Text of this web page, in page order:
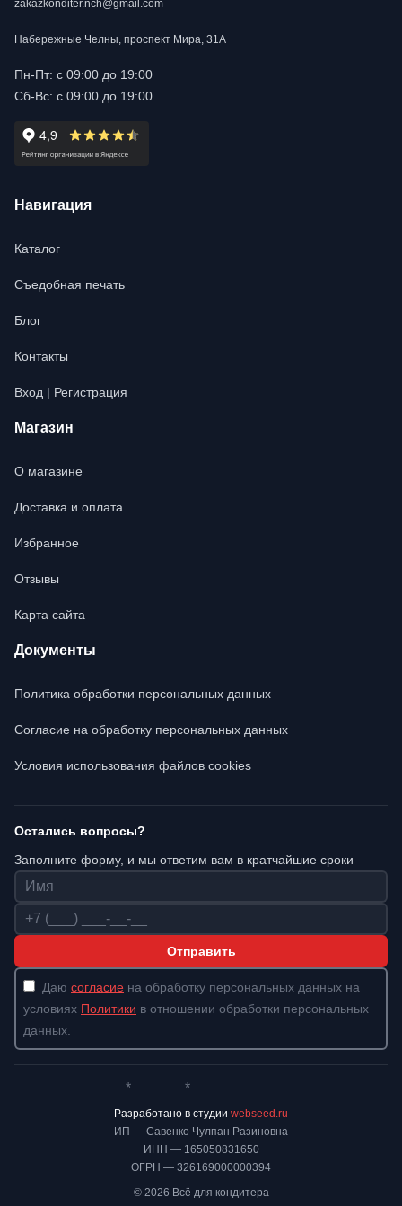
zakazkonditer.nch@gmail.com
Набережные Челны, проспект Мира, 31А
Пн-Пт: с 09:00 до 19:00
Сб-Вс: с 09:00 до 19:00
Навигация
Каталог
Съедобная печать
Блог
Контакты
Вход | Регистрация
Магазин
О магазине
Доставка и оплата
Избранное
Отзывы
Карта сайта
Документы
Политика обработки персональных данных
Согласие на обработку персональных данных
Условия использования файлов cookies
Остались вопросы?
Заполните форму, и мы ответим вам в кратчайшие сроки
Имя
Телефон
Отправить
Даю согласие на обработку персональных данных на
условиях Политики в отношении обработки персональных
данных.
ИП — Савенко Чулпан Разиновна
ИНН — 165050831650
ОГРН — 326169000000394
© 2026 Всё для кондитера
* *
Разработано в студии webseed.ru